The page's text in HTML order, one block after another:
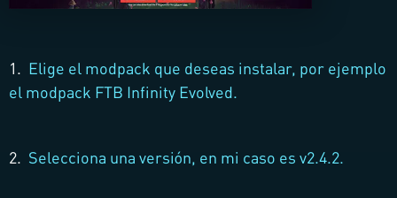
1. Elige el modpack que deseas instalar, por ejemplo
el modpack FTB Infinity Evolved.
2. Selecciona una versión, en mi caso es v2.4.2.